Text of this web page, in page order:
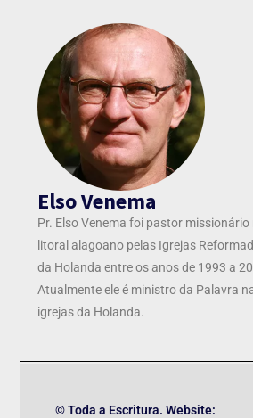
Elso Venema
Pr. Elso Venema foi pastor missionário
litoral alagoano pelas Igrejas
da Holanda entre os anos de 1993 a
Atualmente ele é ministro da Palavra
igrejas da Holanda.
© Toda a Escritura. Website: